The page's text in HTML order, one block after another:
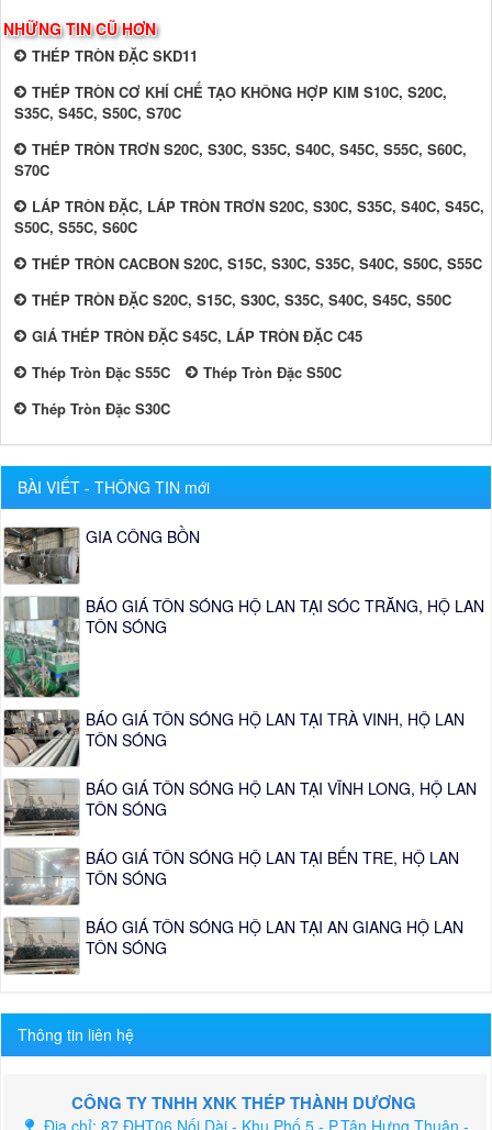
NHỮNG TIN CŨ HƠN
THÉP TRÒN ĐẶC SKD11
THÉP TRÒN CƠ KHÍ CHẾ TẠO KHÔNG HỢP KIM S10C, S20C,
S35C, S45C, S50C, S70C
THÉP TRÒN TRƠN S20C, S30C, S35C, S40C, S45C, S55C, S60C,
S70C
LÁP TRÒN ĐẶC, LÁP TRÒN TRƠN S20C, S30C, S35C, S40C, S45C,
S50C, S55C, S60C
THÉP TRÒN CACBON S20C, S15C, S30C, S35C, S40C, S50C, S55C
THÉP TRÒN ĐẶC S20C, S15C, S30C, S35C, S40C, S45C, S50C
GIÁ THÉP TRÒN ĐẶC S45C, LÁP TRÒN ĐẶC C45
Thép Tròn Đặc S55C
Thép Tròn Đặc S50C
Thép Tròn Đặc S30C
BÀI VIẾT - THÔNG TIN mới
GIA CÔNG BỒN
BÁO GIÁ TÔN SÓNG HỘ LAN TẠI SÓC TRĂNG, HỘ LAN
TÔN SÓNG
BÁO GIÁ TÔN SÓNG HỘ LAN TẠI TRÀ VINH, HỘ LAN
TÔN SÓNG
BÁO GIÁ TÔN SÓNG HỘ LAN TẠI VĨNH LONG, HỘ LAN
TÔN SÓNG
BÁO GIÁ TÔN SÓNG HỘ LAN TẠI BẾN TRE, HỘ LAN
TÔN SÓNG
BÁO GIÁ TÔN SÓNG HỘ LAN TẠI AN GIANG HỘ LAN
TÔN SÓNG
Thông tin liên hệ
CÔNG TY TNHH XNK THÉP THÀNH DƯƠNG